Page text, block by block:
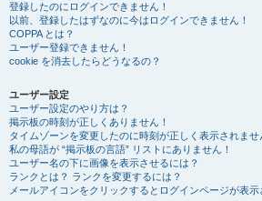
登録したのにログインできません！
以前、登録したはずなのに今はログインできません！
COPPA とは？
ユーザー登録できません！
cookie を消去したらどうなるの？
ユーザー設定
ユーザー設定のやり方は？
掲示板の時刻が正しくありません！
タイムゾーンを変更したのに時刻が正しく表示されませ
私の母語が “掲示板の言語” リストにありません！
ユーザー名の下に画像を表示させるには？
ランクとは？ ランクを変更するには？
メールアイコンをクリックするとログインページが表示